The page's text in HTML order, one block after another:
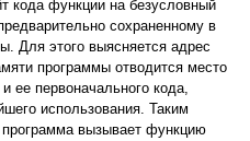
кода функции на безусловный
сохраненному в
Для этого выясняется адрес
программы отводится место
ее первоначального кода,
использования. Таким
программа вызывает функцию